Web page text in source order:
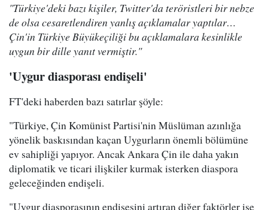
"Türkiye'deki bazı kişiler, Twitter'da teröristleri bir nebze
de olsa cesaretlendiren yanlış açıklamalar yaptılar…
Çin'in Türkiye Büyükeçiliği bu açıklamalara kesinlikle
uygun bir dille yanıt vermiştir."
'Uygur diasporası endişeli'
FT'deki haberden bazı satırlar şöyle:
"Türkiye, Çin Komünist Partisi'nin Müslüman azınlığa
yönelik baskısından kaçan Uygurların önemli bölümüne
ev sahipliği yapıyor. Ancak Ankara Çin ile daha yakın
diplomatik ve ticari ilişkiler kurmak isterken diaspora
geleceğinden endişeli.
"Uygur diasporasının endişesini artıran diğer faktörler ise